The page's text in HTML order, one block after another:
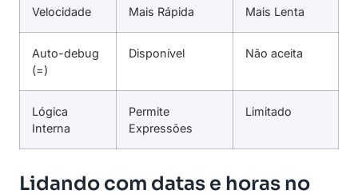
Velocidade Mais Rápida Mais Lenta
Auto-debug
(=)
Disponível Não aceita
Lógica
Interna
Permite
Expressões
Limitado
Lidando com datas e horas no